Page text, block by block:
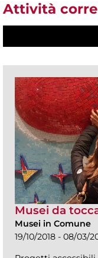
Attività
Musei da
Musei in Comune
19/10/2018 - 08/03/